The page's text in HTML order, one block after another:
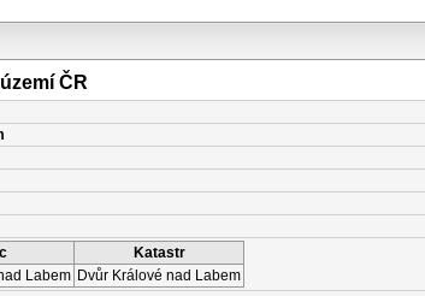
ČR
Katastr
Labem Dvůr Králové nad Labem